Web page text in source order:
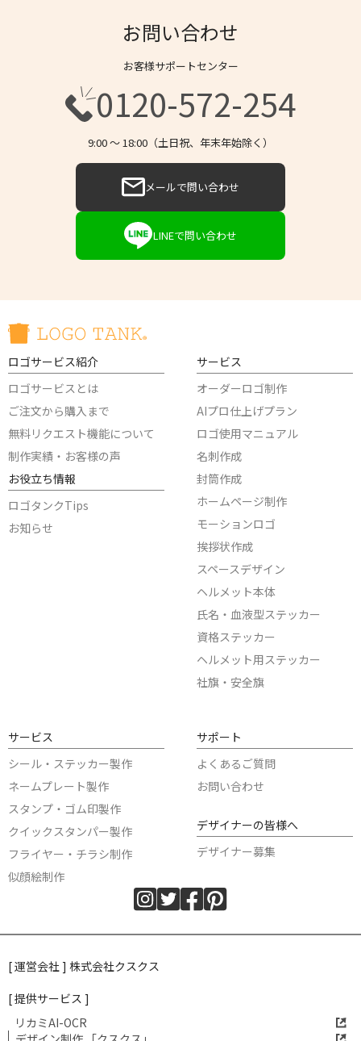
お問い合わせ
お客様サポートセンター
0120-572-254
9:00 〜 18:00（土日祝、年末年始除く）
メールで問い合わせ
LINEで問い合わせ
ロゴサービス紹介
ロゴサービスとは
ご注文から購入まで
無料リクエスト機能について
制作実績・お客様の声
お役立ち情報
ロゴタンクTips
お知らせ
サービス
オーダーロゴ制作
AIプロ仕上げプラン
ロゴ使用マニュアル
名刺作成
封筒作成
ホームページ制作
モーションロゴ
挨拶状作成
スペースデザイン
ヘルメット本体
氏名・血液型ステッカー
資格ステッカー
ヘルメット用ステッカー
社旗・安全旗
サービス
シール・ステッカー製作
ネームプレート製作
スタンプ・ゴム印製作
クイックスタンパー製作
フライヤー・チラシ制作
似顔絵制作
サポート
よくあるご質問
お問い合わせ
デザイナーの皆様へ
デザイナー募集
[ 運営会社 ] 株式会社クスクス
[ 提供サービス ]
リカミAI-OCR